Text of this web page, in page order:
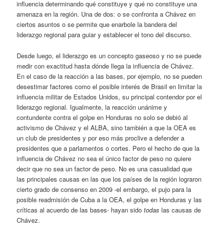
influencia determinando qué constituye y qué no constituye una
amenaza en la región. Una de dos: o se confronta a Chávez en
ciertos asuntos o se permite que enarbole la bandera del
liderazgo regional para guiar y establecer el tono del discurso.
Desde luego, el liderazgo es un concepto gaseoso y no se puede
medir con exactitud hasta dónde llega la influencia de Chávez.
En el caso de la reacción a las bases, por ejemplo, no se pueden
desestimar factores como el posible interés de Brasil en limitar la
influencia militar de Estados Unidos, su principal contendor por el
liderazgo regional. Igualmente, la reacción unánime y
contundente contra el golpe en Honduras no solo se debió al
activismo de Chávez y el ALBA, sino también a que la OEA es
un club de presidentes y por eso más proclive a defender a
presidentes que a parlamentos o cortes. Pero el hecho de que la
influencia de Chávez no sea el único factor de peso no quiere
decir que no sea un factor de peso. No es una casualidad que
las principales causas en las que los países de la región lograron
cierto grado de consenso en 2009 -el embargo, el pujo para la
posible readmisión de Cuba a la OEA, el golpe en Honduras y las
críticas al acuerdo de las bases- hayan sidotodas las causas de
Chávez.